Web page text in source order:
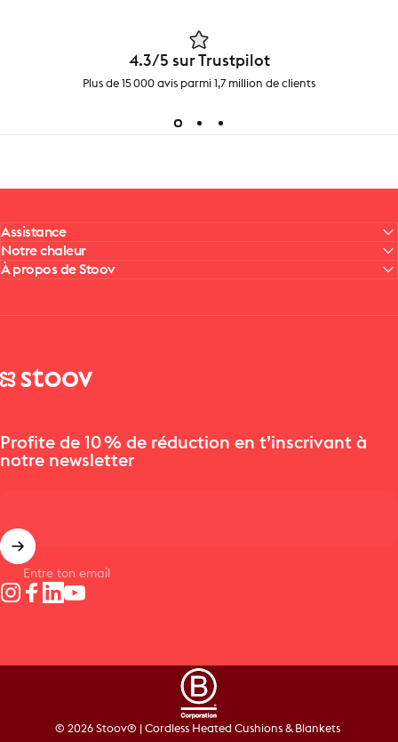
4.3/5 sur Trustpilot
Plus de 15 000 avis parmi 1,7 million de clients
Assistance
Notre chaleur
À propos de Stoov
Stoov® | Cordless Heated Cushions & Blankets
Profite de 10 % de réduction en t’inscrivant à
notre newsletter
Entre ton email
© 2026 Stoov® | Cordless Heated Cushions & Blankets